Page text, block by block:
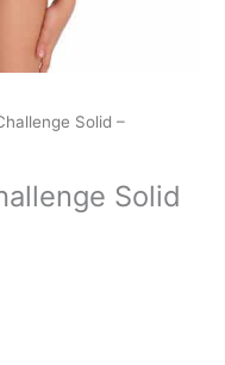
Solid –
Solid